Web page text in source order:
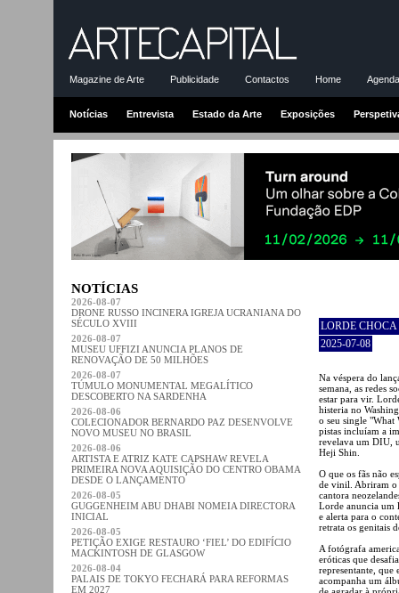
Magazine de Arte Publicidade Contactos Home
Notícias Entrevista Estado da Arte Exposições
NOTÍCIAS
2026-08-07
DRONE RUSSO INCINERA IGREJA UCRANIANA DO
SÉCULO XVIII
2026-08-07
MUSEU UFFIZI ANUNCIA PLANOS DE
RENOVAÇÃO DE 50 MILHÕES
2026-08-07
TÚMULO MONUMENTAL MEGALÍTICO
DESCOBERTO NA SARDENHA
2026-08-06
COLECIONADOR BERNARDO PAZ DESENVOLVE
NOVO MUSEU NO BRASIL
2026-08-06
ARTISTA E ATRIZ KATE CAPSHAW REVELA
PRIMEIRA NOVA AQUISIÇÃO DO CENTRO OBAMA
DESDE O LANÇAMENTO
2026-08-05
GUGGENHEIM ABU DHABI NOMEIA DIRECTORA
INICIAL
2026-08-05
PETIÇÃO EXIGE RESTAURO ‘FIEL’ DO EDIFÍCIO
MACKINTOSH DE GLASGOW
2026-08-04
PALAIS DE TOKYO FECHARÁ PARA REFORMAS
EM 2027
LORDE
2025-07-08
Na véspera do
semana, as redes
estar para vir.
histeria no
o seu single "What
pistas incluíam a
revelava um DIU,
Heji Shin.
O que os fãs não
de vinil. Abriram o
cantora
Lorde anuncia um
e alerta para o
retrata os genitais
A fotógrafa
eróticas que
representante,
acompanha um